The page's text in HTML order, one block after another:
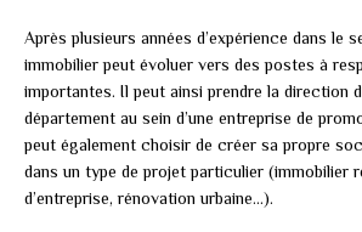
Après plusieurs années d’expérience dans le
immobilier peut évoluer vers des postes à
importantes. Il peut ainsi prendre la direction
département au sein d’une entreprise de
peut également choisir de créer sa propre
dans un type de projet particulier (immobilier
d’entreprise, rénovation urbaine…).